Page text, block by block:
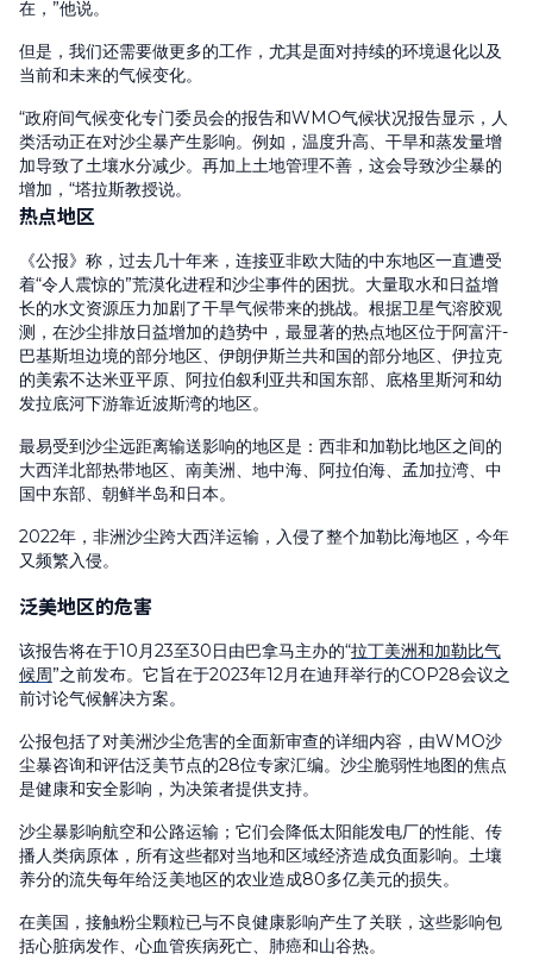
在，”他说。
但是，我们还需要做更多的工作，尤其是面对持续的环境退化以及
当前和未来的气候变化。
“政府间气候变化专门委员会的报告和WMO气候状况报告显示，人
类活动正在对沙尘暴产生影响。例如，温度升高、干旱和蒸发量增
加导致了土壤水分减少。再加上土地管理不善，这会导致沙尘暴的
增加，“塔拉斯教授说。
热点地区
《公报》称，过去几十年来，连接亚非欧大陆的中东地区一直遭受
着“令人震惊的”荒漠化进程和沙尘事件的困扰。大量取水和日益增
长的水文资源压力加剧了干旱气候带来的挑战。根据卫星气溶胶观
测，在沙尘排放日益增加的趋势中，最显著的热点地区位于阿富汗-
巴基斯坦边境的部分地区、伊朗伊斯兰共和国的部分地区、伊拉克
的美索不达米亚平原、阿拉伯叙利亚共和国东部、底格里斯河和幼
发拉底河下游靠近波斯湾的地区。
最易受到沙尘远距离输送影响的地区是：西非和加勒比地区之间的
大西洋北部热带地区、南美洲、地中海、阿拉伯海、孟加拉湾、中
国中东部、朝鲜半岛和日本。
2022年，非洲沙尘跨大西洋运输，入侵了整个加勒比海地区，今年
又频繁入侵。
泛美地区的危害
该报告将在于10月23至30日由巴拿马主办的“拉丁美洲和加勒比气
候周”之前发布。它旨在于2023年12月在迪拜举行的COP28会议之
前讨论气候解决方案。
公报包括了对美洲沙尘危害的全面新审查的详细内容，由WMO沙
尘暴咨询和评估泛美节点的28位专家汇编。沙尘脆弱性地图的焦点
是健康和安全影响，为决策者提供支持。
沙尘暴影响航空和公路运输；它们会降低太阳能发电厂的性能、传
播人类病原体，所有这些都对当地和区域经济造成负面影响。土壤
养分的流失每年给泛美地区的农业造成80多亿美元的损失。
在美国，接触粉尘颗粒已与不良健康影响产生了关联，这些影响包
括心脏病发作、心血管疾病死亡、肺癌和山谷热。